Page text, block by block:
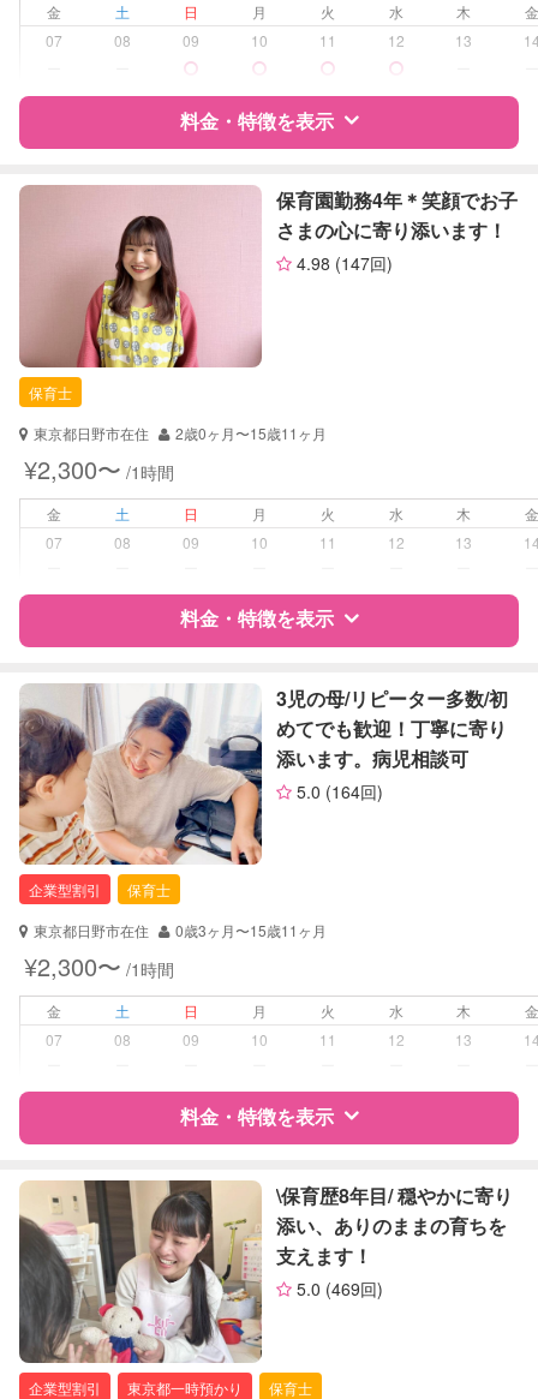
病児対応 病児、病後児、ともに可能
障がい児対応 対応可否は個別に相談
レッスン
絵・工作レッスン
お引き受けしていません
お子様の撮影
（定期特典）
金 土 日 月 火 水 木
07
08 09 10 11 12 13
料金・特徴を表示
特徴 料金 レビュー
サポートの特徴
自治体届出済ベビーシッター
保育士
野菜ソムリエ
対応可能/特徴
早朝対応
夜間対応
病児対応 病児、病後児、ともに不可
障がい児対応 対応可否は個別に相談
レッスン その他
定期予約 可能
お子様の撮影
（定期特典）
対応可能
保育園勤務4年＊笑顔でお子
さまの心に寄り添います！
4.98 (147回)
保育士
東京都日野市在住
2歳0ヶ月〜15歳11ヶ月
¥2,300〜 /1時間
金 土 日 月 火 水 木
07
08 09 10 11 12 13
料金・特徴を表示
特徴 料金 レビュー
サポートの特徴
資格
自治体届出済ベビーシッター
保育士
幼稚園教諭
対応可能/特徴 なし
病児対応
障がい児対応 対応可否は個別に相談
レッスン なし
お子様の撮影
（定期特典）
対応不可
3児の母/リピーター多数/初
めてでも歓迎！丁寧に寄り
添います。病児相談可
5.0 (164回)
企業型割引
保育士
東京都日野市在住
0歳3ヶ月〜15歳11ヶ月
¥2,300〜 /1時間
金 土 日 月 火 水 木
07
08 09 10 11 12 13
料金・特徴を表示
特徴 料金 レビュー
サポートの特徴
資格
企業型割引対象(旧内閣府補助対象)
自治体届出済ベビーシッター
保育士
\保育歴8年目/ 穏やかに寄り
添い、ありのままの育ちを
支えます！
5.0 (469回)
企業型割引 東京都一時預かり
保育士